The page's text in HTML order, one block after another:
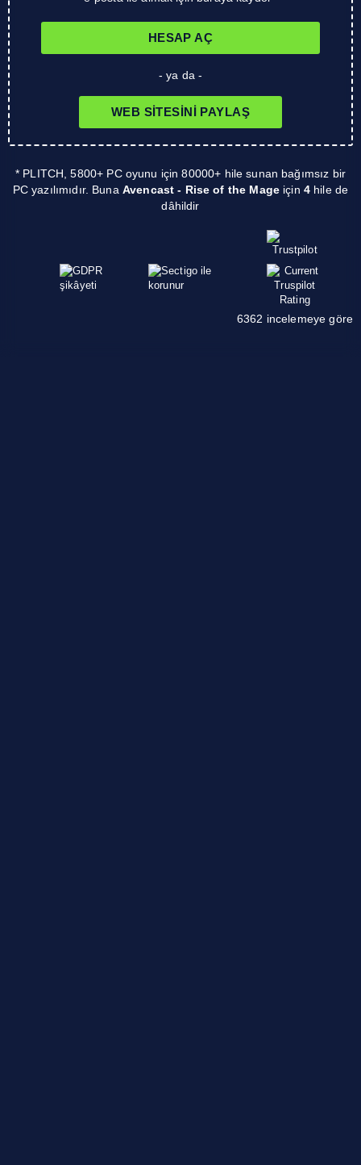
HESAP AÇ
- ya da -
WEB SITESINI PAYLAŞ
* PLITCH, 5800+ PC oyunu için 80000+ hile sunan bağımsız bir
PC yazılımıdır. Buna Avencast - Rise of the Mageiçin 4 hile de
dâhildir
6362 incelemeye göre